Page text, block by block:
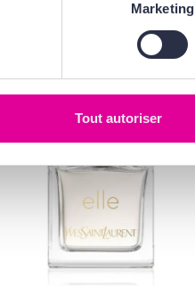
Marketing
Tout autoriser